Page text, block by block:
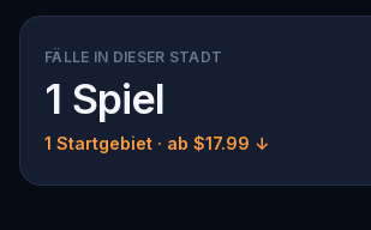
FÄLLE IN DIESER STADT
1 Spiel
1 Startgebiet · ab $17.99 ↓